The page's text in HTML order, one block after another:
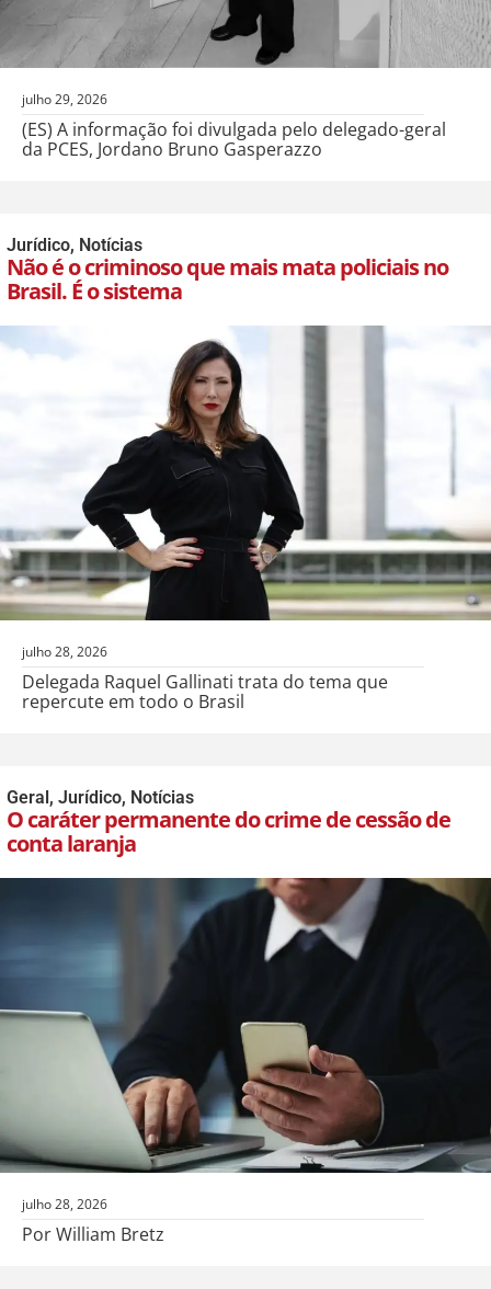
julho 29, 2026
(ES) A informação foi divulgada pelo delegado-geral
da PCES, Jordano Bruno Gasperazzo
Jurídico, Notícias
Não é o criminoso que mais mata policiais no
Brasil. É o sistema
julho 28, 2026
Delegada Raquel Gallinati trata do tema que
repercute em todo o Brasil
Geral, Jurídico, Notícias
O caráter permanente do crime de cessão de
conta laranja
julho 28, 2026
Por William Bretz